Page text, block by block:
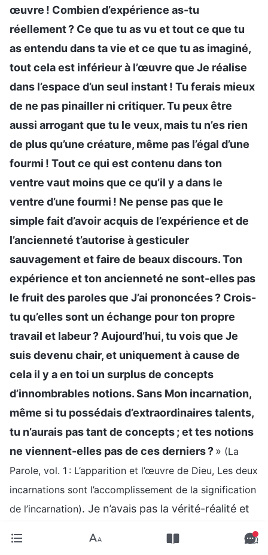
œuvre ! Combien d’expérience as-tu
réellement ? Ce que tu as vu et tout ce que tu
as entendu dans ta vie et ce que tu as imaginé,
tout cela est inférieur à l’œuvre que Je réalise
dans l’espace d’un seul instant ! Tu ferais mieux
de ne pas pinailler ni critiquer. Tu peux être
aussi arrogant que tu le veux, mais tu n’es rien
de plus qu’une créature, même pas l’égal d’une
fourmi ! Tout ce qui est contenu dans ton
ventre vaut moins que ce qu’il y a dans le
ventre d’une fourmi ! Ne pense pas que le
simple fait d’avoir acquis de l’expérience et de
l’ancienneté t’autorise à gesticuler
sauvagement et faire de beaux discours. Ton
expérience et ton ancienneté ne sont-elles pas
le fruit des paroles que J’ai prononcées ? Crois-
tu qu’elles sont un échange pour ton propre
travail et labeur ? Aujourd’hui, tu vois que Je
suis devenu chair, et uniquement à cause de
cela il y a en toi un surplus de concepts
d’innombrables notions. Sans Mon incarnation,
même si tu possédais d’extraordinaires talents,
tu n’aurais pas tant de concepts ; et tes notions
ne viennent-elles pas de ces derniers ?» (La
Parole, vol. 1 : L’apparition et l’œuvre de Dieu, Les deux
incarnations sont l’accomplissement de la signification
de l’incarnation). Je n’avais pas la vérité-réalité et
paroles et des doctrines. Après avoir acquis juste